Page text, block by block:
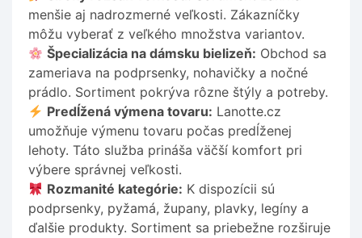
menšie aj nadrozmerné veľkosti. Zákazníčky
môžu vyberať z veľkého množstva variantov.
Špecializácia na dámsku bielizeň: Obchod sa
zameriava na podprsenky, nohavičky a nočné
prádlo. Sortiment pokrýva rôzne štýly a potreby.
Predĺžená výmena tovaru: Lanotte.cz
umožňuje výmenu tovaru počas predĺženej
lehoty. Táto služba prináša väčší komfort pri
výbere správnej veľkosti.
Rozmanité kategórie: K dispozícii sú
podprsenky, pyžamá, župany, plavky, legíny a
ďalšie produkty. Sortiment sa priebežne rozširuje